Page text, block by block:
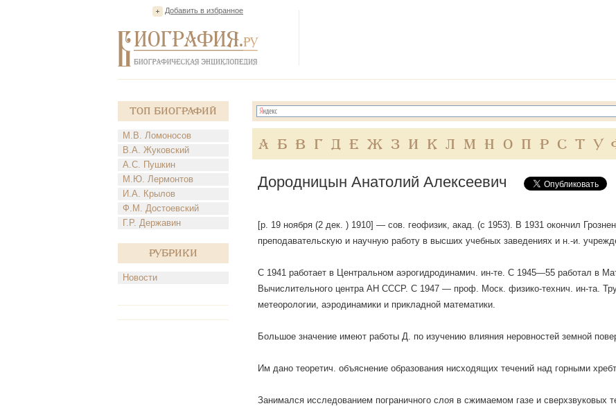
Добавить в избранное
Топ Биографий
М.В. Ломоносов
В.А. Жуковский
А.С. Пушкин
М.Ю. Лермонтов
И.А. Крылов
Ф.М. Достоевский
Г.Р. Державин
Рубрики
Новости
А Б В Г Д Е Ж З И К Л М Н О П Р С Т У
Дородницын Анатолий Алексеевич
[р. 19 ноября (2 дек. ) 1910] — сов. геофизик, акад. (с 1953). В 1931 окончил
преподавательскую и научную работу в высших учебных заведениях и н.-и.
С 1941 работает в Центральном аэрогидродинамич. ин-те. С 1945—55 работал в
Вычислительного центра АН СССР. С 1947 — проф. Моск. физико-технич. ин-та.
метеорологии, аэродинамики и прикладной математики.
Большое значение имеют работы Д. по изучению влияния неровностей земной
Им дано теоретич. объяснение образования нисходящих течений над горными
Занимался исследованием пограничного слоя в сжимаемом газе и сверхзвуковых